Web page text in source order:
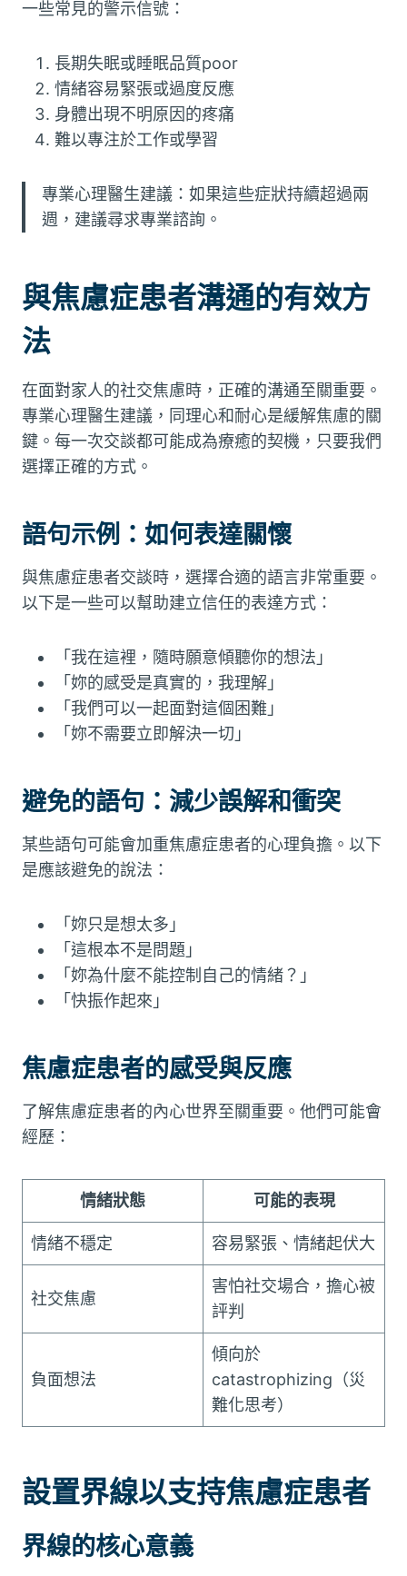
一些常見的警示信號：
長期失眠或睡眠品質poor
情緒容易緊張或過度反應
身體出現不明原因的疼痛
難以專注於工作或學習
專業心理醫生建議：如果這些症狀持續超過兩
週，建議尋求專業諮詢。
與焦慮症患者溝通的有效方
法
在面對家人的社交焦慮時，正確的溝通至關重要。
專業心理醫生建議，同理心和耐心是緩解焦慮的關
鍵。每一次交談都可能成為療癒的契機，只要我們
選擇正確的方式。
語句示例：如何表達關懷
與焦慮症患者交談時，選擇合適的語言非常重要。
以下是一些可以幫助建立信任的表達方式：
「我在這裡，隨時願意傾聽你的想法」
「妳的感受是真實的，我理解」
「我們可以一起面對這個困難」
「妳不需要立即解決一切」
避免的語句：減少誤解和衝突
某些語句可能會加重焦慮症患者的心理負擔。以下
是應該避免的說法：
「妳只是想太多」
「這根本不是問題」
「妳為什麼不能控制自己的情緒？」
「快振作起來」
焦慮症患者的感受與反應
了解焦慮症患者的內心世界至關重要。他們可能會
經歷：
情緒狀態 可能的表現
情緒不穩定 容易緊張、情緒起伏大
社交焦慮
害怕社交場合，擔心被
評判
負面想法
傾向於
catastrophizing（災
難化思考）
設置界線以支持焦慮症患者
界線的核心意義